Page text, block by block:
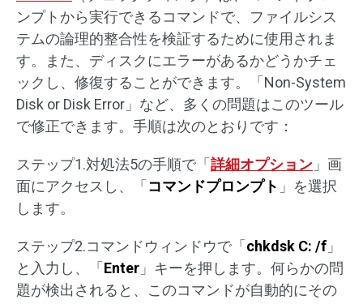
ンプトから実行できるコマンドで、ファイルシス
テムの論理的整合性を検証するために使用されま
す。また、ディスクにエラーがあるかどうかチェ
ックし、修復することができます。「Non-System
Disk or Disk Error」など、多くの問題はこのツール
で修正できます。手順は次のとおりです：
ステップ1.対処法5の手順で「詳細オプション 」画
面にアクセスし、「コマンドプロンプト 」を選択
します。
ステップ2.コマンドウィンドウで「chkdsk C: /f 」
と入力し、「Enter 」キーを押します。何らかの問
題が検出されると、このコマンドが自動的にその